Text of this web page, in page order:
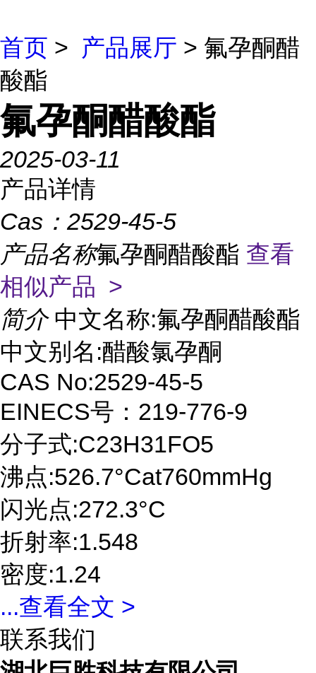
首页 > 产品展厅 > 氟孕酮醋
酸酯
氟孕酮醋酸酯
2025-03-11
产品详情
Cas： 2529-45-5
产品名称氟孕酮醋酸酯 查看
相似产品 >
简介 中文名称:氟孕酮醋酸酯
中文别名:醋酸氯孕酮
CAS No:2529-45-5
EINECS号：219-776-9
分子式:C23H31FO5
沸点:526.7°Cat760mmHg
闪光点:272.3°C
折射率:1.548
密度:1.24
...查看全文 >
联系我们